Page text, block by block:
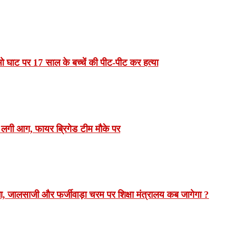
घाट पर 17 साल के बच्चें की पीट-पीट कर हत्या
आग, फायर ब्रिगेड टीम मौके पर
और फर्जीवाड़ा चरम पर शिक्षा मंत्रालय कब जागेगा ?